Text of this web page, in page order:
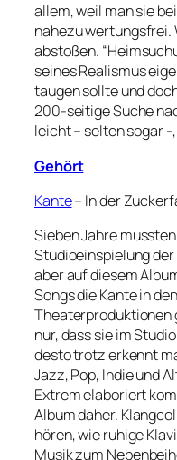
allem, weil man sie
nahezu wertungsfrei.
abstoßen.
seines Realismus
taugen sollte und
200-seitige Suche
leicht – selten sogar -
Gehört
Kante– In der
Sieben Jahre
Studioeinspielung
aber auf diesem
Songs die Kante in
Theaterproduktionen
nur, dass sie im
desto trotz erkennt
Jazz, Pop, Indie und
Extrem elaboriert
Album daher.
hören, wie ruhige
Musik zum